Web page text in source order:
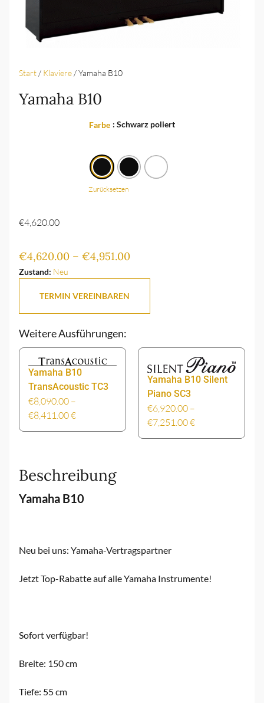
Start / Klaviere / Yamaha B10
Yamaha B10
Farbe : Schwarz poliert
Zurücksetzen
€4,620.00
€4,620.00 – €4,951.00
Zustand: Neu
TERMIN VEREINBAREN
Weitere Ausführungen:
Yamaha B10
TransAcoustic TC3
€8,090.00 –
€8,411.00€
Yamaha B10 Silent
Piano SC3
€6,920.00 –
€7,251.00€
Beschreibung
Yamaha B10
Neu bei uns: Yamaha-Vertragspartner
Jetzt Top-Rabatte auf alle Yamaha Instrumente!
Sofort verfügbar!
Breite: 150 cm
Tiefe: 55 cm